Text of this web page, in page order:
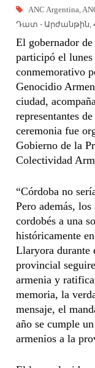
ANC Argentina
Դատ - Արժանթին ,
El gobernador
participó el
conmemorativo
Genocidio
ciudad,
representantes
ceremonia fue
Gobierno de la
Colectividad
“Córdoba no
Pero además,
cordobés a una
históricamente
Llaryora durante
provincial
armenia y
memoria, la
mensaje, el
año se cumple
armenios a la